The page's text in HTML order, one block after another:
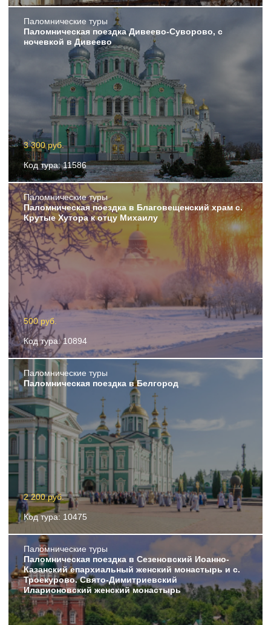
Пaломнические туры
Паломническая поездка Дивеево-Суворово, с
ночевкой в Дивеево
3 300 руб.
Код тура: 11586
Пaломнические туры
Паломническая поездка в Благовещенский храм с.
Крутые Хутора к отцу Михаилу
500 руб.
Код тура: 10894
Пaломнические туры
Паломническая поездка в Белгород
2 200 руб.
Код тура: 10475
Пaломнические туры
Паломническая поездка в Сезеновский Иоанно-
Казанский епархиальный женский монастырь и с.
Троекурово. Свято-Димитриевский
Иларионовский женский монастырь